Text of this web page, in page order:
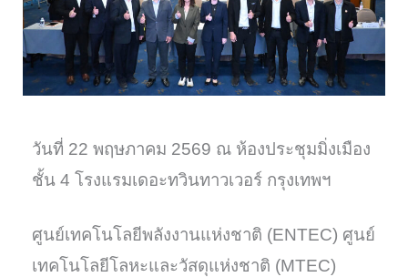
วันที่ 22 พฤษภาคม 2569 ณ ห้องประชุมมิ่งเมือง
ชั้น 4 โรงแรมเดอะทวินทาวเวอร์ กรุงเทพฯ
ศูนย์เทคโนโลยีพลังงานแห่งชาติ (ENTEC) ศูนย์
เทคโนโลยีโลหะและวัสดุแห่งชาติ (MTEC)